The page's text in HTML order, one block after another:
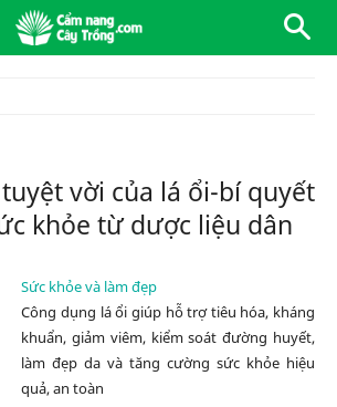
vời của lá ổi-bí quyết
khỏe từ dược liệu dân
Sức khỏe và làm đẹp
Công dụng lá ổi giúp hỗ trợ tiêu hóa, kháng
khuẩn, giảm viêm, kiểm soát đường huyết,
làm đẹp da và tăng cường sức khỏe hiệu
quả, an toàn